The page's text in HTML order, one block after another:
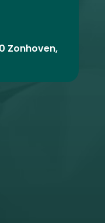
Zonhoven,